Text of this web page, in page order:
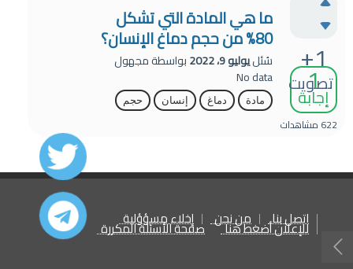
+1
تصويت
1
إجابة
622 مشاهدات
ما هي المادة التي تشكل
80% من حجم دماغ الإنسان؟
سُئليوليو 9، 2022 بواسطةمجهول
No data
مادة دماغ إنسان حجم
اتصل بنا من نحن إخلاء مسؤؤلية للإعلان أضغط هنا صفحة الأسئلة المكررة